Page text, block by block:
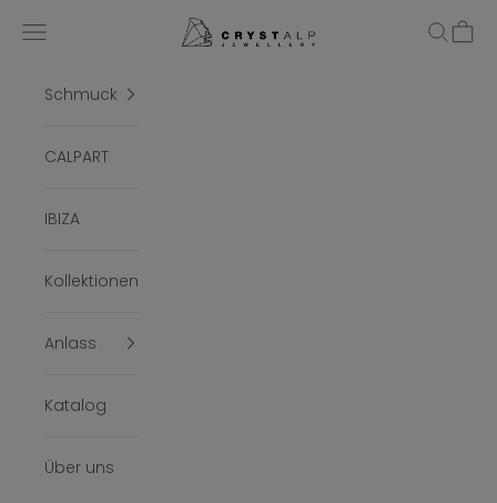
crystalpjewelry
Menü Suchen
Schmuck
CALPART
IBIZA
Kollektionen
Anlass
Katalog
Über uns